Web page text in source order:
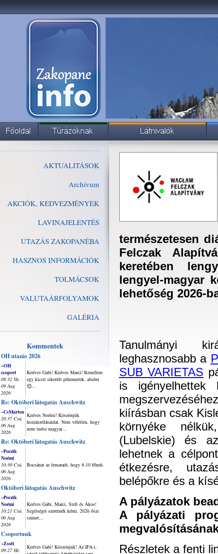
AKTUALITÁSOK
Archívum
AKCIÓK, KEDVEZMÉNYEK
LAVINAJELENTÉS
UTAZÁS ZAKOPANÉBA
HASZNOS INFORMÁCIÓK
TOLMÁCSOK
VALUTAÁRFOLYAMOK
GALÉRIA
Kommentek
OH utazás 2026
~OH
csoport
08:32 Va,
09 Aug
2026
Kedves Gabi! Kedves Marci! Remélem
egy kicsit sikerült pihennetek, aludni
😊...
Re: Októberi látogatás Auschwitz
~CsMarton
20:37 Csü,
06 Aug
2026
Kedves Noémi! Köszönjük
hozzászólásaidat. Nem véletlen, hogy
nem tudsz magyar...
Re: Októberi látogatás Auschwitz
~Poczik
Noémi
10:30 Csü,
06 Aug
2026
Bocsánat az lemaradt, hogy 8-10 főnek.
Októberi látogatás Auschwitz
~Poczik
Noémi
10:21 Csü,
06 Aug
2026
Kedves Gabi, Marci, Stefi és Ákos!
Segítséget szeretnék kérni, 2026 őszi
szünet...
Csoportunk
~Zsolt
09:27 Hé,
Kedves Gabi! Köszönjük! Az IFA-t,
természetesen
Felczak
keretében
lengyel-magyar
lehetőség 2026-
Tanulmányi
leghasznosabb a
SUB VARIETAS
is igényelhettek
kiírásban csak
környéke
(Lubelskie) és
lehetnek a
étkezésre,
belépőkre és a
A pályázatok
A pályázati
Részletek a fenti